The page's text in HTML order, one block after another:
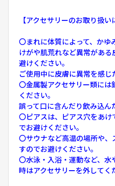
【アクセサリーのお取り扱い
〇まれに体質によって、かゆ
けがや肌荒れなど異常があ
避けください。
ご使用中に皮膚に異常を感
〇金属製アクセサリー類に
ください。
誤って口に含んだり飲み込ん
〇ピアスは、ピアス穴をあ
でお避けください。
〇サウナなど高温の場所や
すのでお避けください。
〇水泳・入浴・運動など、
時はアクセサリーを外してく